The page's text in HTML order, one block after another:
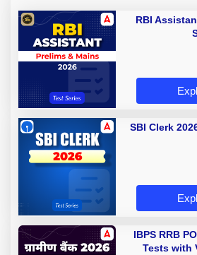
RBI
SBI Clerk
IBPS RRB
Tests with